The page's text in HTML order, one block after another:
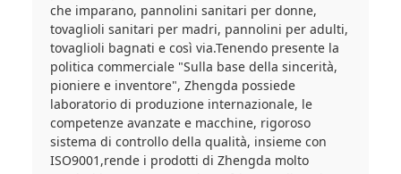
che imparano, pannolini sanitari per donne,
tovaglioli sanitari per madri, pannolini per adulti,
tovaglioli bagnati e così via.Tenendo presente la
politica commerciale "Sulla base della sincerità,
pioniere e inventore", Zhengda possiede
laboratorio di produzione internazionale, le
competenze avanzate e macchine, rigoroso
sistema di controllo della qualità, insieme con
ISO9001,rende i prodotti di Zhengda molto